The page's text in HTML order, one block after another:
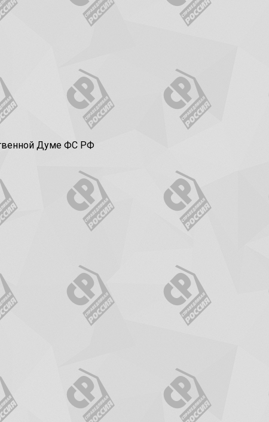
Думе ФС РФ